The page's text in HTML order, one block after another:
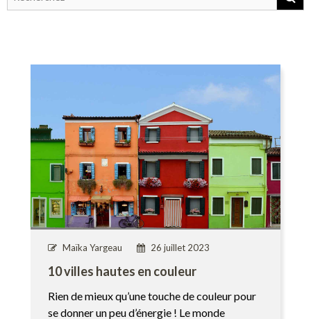
Maïka Yargeau 26 juillet 2023
10 villes hautes en couleur
Rien de mieux qu’une touche de couleur pour
se donner un peu d’énergie ! Le monde